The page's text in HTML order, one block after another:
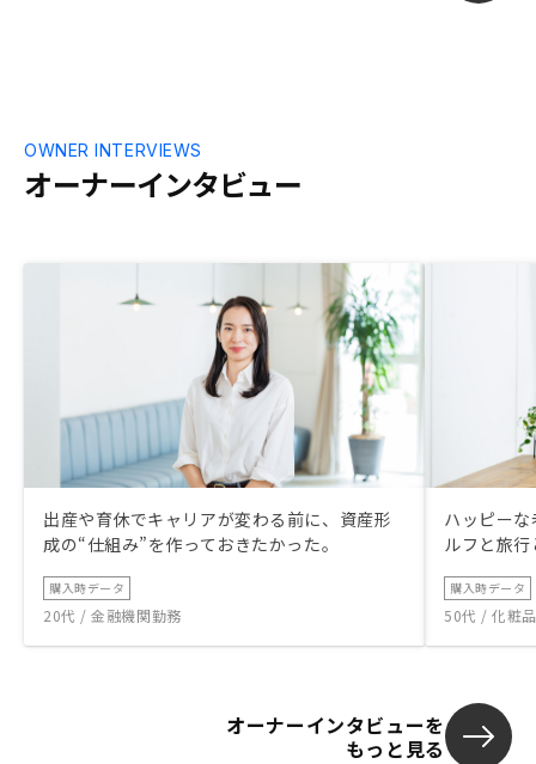
オーナーインタビュー
OWNER INTERVIEWS
出産や育休でキャリアが変わる前に、資産形
成の“仕組み”を作っておきたかった。
購入時データ
20代 / 金融機関勤務
ハッピー
ルフと旅
購入時データ
50代 / 化粧
オーナーインタビューを
もっと見る